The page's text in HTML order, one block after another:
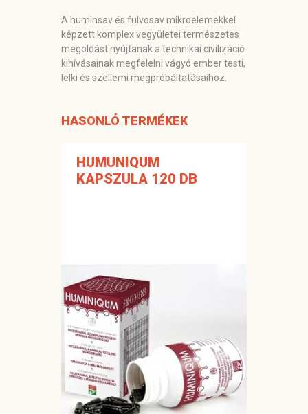
A huminsav és fulvosav mikroelemekkel
képzett komplex vegyületei természetes
megoldást nyújtanak a technikai civilizáció
kihívásainak megfelelni vágyó ember testi,
lelki és szellemi megpróbáltatásaihoz.
HASONLÓ TERMÉKEK
HUMUNIQUM
KAPSZULA 120 DB